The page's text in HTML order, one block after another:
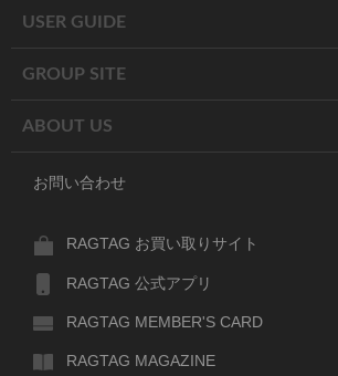
USER GUIDE
GROUP SITE
ABOUT US
お問い合わせ
RAGTAG お買い取りサイト
RAGTAG 公式アプリ
RAGTAG MEMBER'S CARD
RAGTAG MAGAZINE